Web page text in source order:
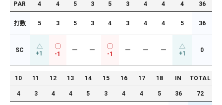
PAR 4 4 5 3 5 3 4 4 4 36
打数 5 3 5 3 4 3 4 4 5 36
SC +1 -1
ー ー
-1
ー ー ー +1 0
10 11 12 13 14 15 16 17 18 IN TOTAL
4 3 4 4 5 3 4 4 5 36 72